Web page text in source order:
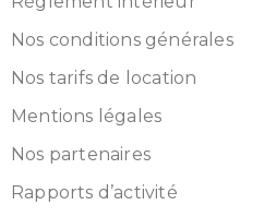
Nos conditions générales
Nos tarifs de location
Mentions légales
Nos partenaires
Rapports d’activité